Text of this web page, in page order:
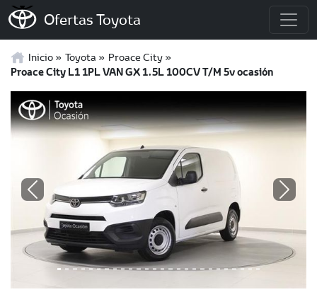
Ofertas Toyota
Inicio Toyota Proace City
Proace City L1 1PL VAN GX 1.5L 100CV T/M 5v ocasión
Previous Next